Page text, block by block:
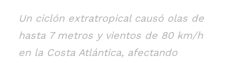
Un ciclón extratropical causó olas de
hasta 7 metros y vientos de 80 km/h
en la Costa Atlántica, afectando